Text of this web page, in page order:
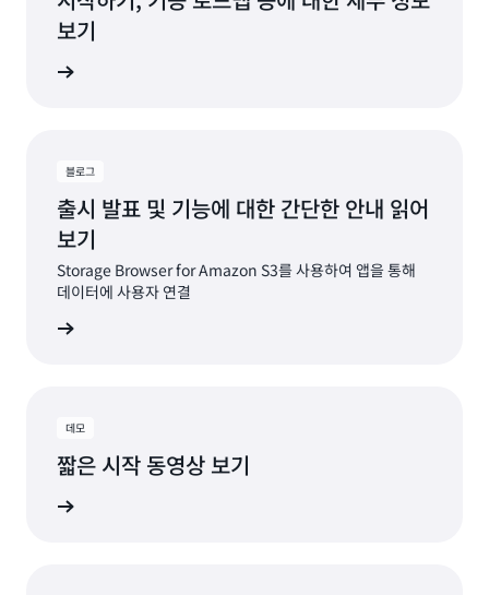
보기
블로그
출시 발표 및 기능에 대한 간단한 안내 읽어
보기
Storage Browser for Amazon S3를 사용하여 앱을 통해
데이터에 사용자 연결
데모
짧은 시작 동영상 보기